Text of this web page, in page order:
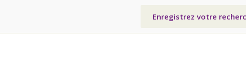
Enregistrez votre